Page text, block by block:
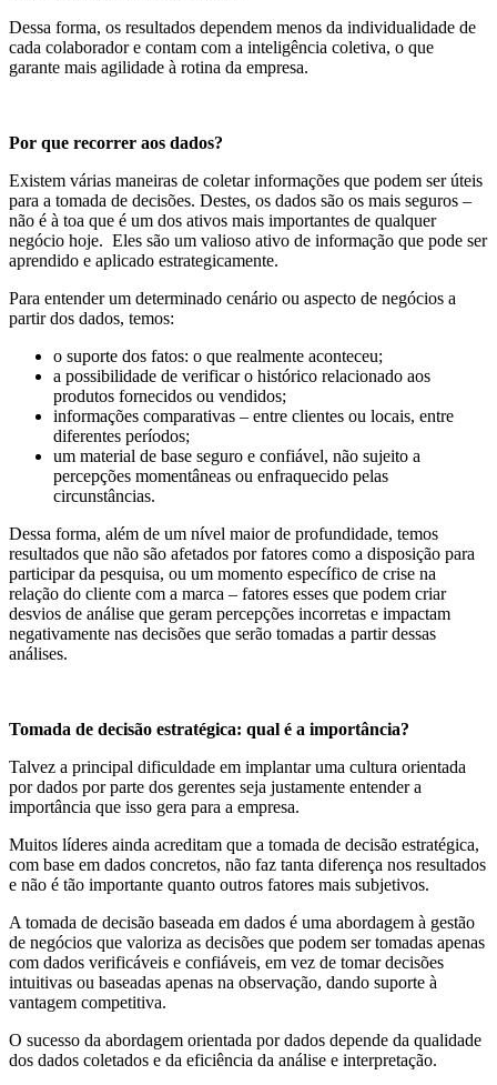
Dessa forma, os resultados dependem menos da individualidade de
cada colaborador e contam com a inteligência coletiva, o que
garante mais agilidade à rotina da empresa.
Por que recorrer aos dados?
Existem várias maneiras de coletar informações que podem ser úteis
para a tomada de decisões. Destes, os dados são os mais seguros –
não é à toa que é um dos ativos mais importantes de qualquer
negócio hoje. Eles são um valioso ativo de informação que pode ser
aprendido e aplicado estrategicamente.
Para entender um determinado cenário ou aspecto de negócios a
partir dos dados, temos:
o suporte dos fatos: o que realmente aconteceu;
a possibilidade de verificar o histórico relacionado aos
produtos fornecidos ou vendidos;
informações comparativas – entre clientes ou locais, entre
diferentes períodos;
um material de base seguro e confiável, não sujeito a
percepções momentâneas ou enfraquecido pelas
circunstâncias.
Dessa forma, além de um nível maior de profundidade, temos
resultados que não são afetados por fatores como a disposição para
participar da pesquisa, ou um momento específico de crise na
relação do cliente com a marca – fatores esses que podem criar
desvios de análise que geram percepções incorretas e impactam
negativamente nas decisões que serão tomadas a partir dessas
análises.
Tomada de decisão estratégica: qual é a importância?
Talvez a principal dificuldade em implantar uma cultura orientada
por dados por parte dos gerentes seja justamente entender a
importância que isso gera para a empresa.
Muitos líderes ainda acreditam que a tomada de decisão estratégica,
com base em dados concretos, não faz tanta diferença nos resultados
e não é tão importante quanto outros fatores mais subjetivos.
A tomada de decisão baseada em dados é uma abordagem à gestão
de negócios que valoriza as decisões que podem ser tomadas apenas
com dados verificáveis e confiáveis, em vez de tomar decisões
intuitivas ou baseadas apenas na observação, dando suporte à
vantagem competitiva.
O sucesso da abordagem orientada por dados depende da qualidade
dos dados coletados e da eficiência da análise e interpretação.